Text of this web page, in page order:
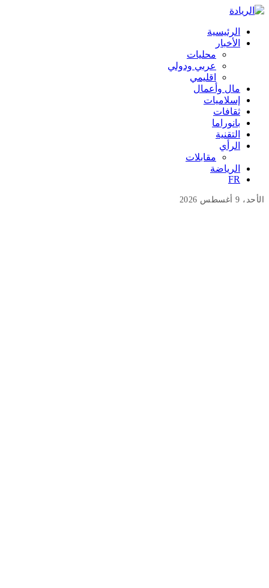
الرئيسية
الأخبار
محليات
عربي ودولي
اقليمي
مال وأعمال
إسلاميات
ثقافات
بانوراما
التقنية
الرأي
مقابلات
الرياضة
FR
الأحد، 9 أغسطس 2026